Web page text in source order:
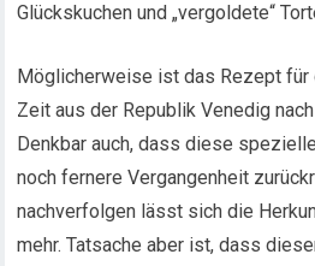
Glückskuchen und „vergoldete“
Möglicherweise ist das Rezept für
Zeit aus der Republik Venedig
Denkbar auch, dass diese
noch fernere Vergangenheit
nachverfolgen lässt sich die
mehr. Tatsache aber ist, dass